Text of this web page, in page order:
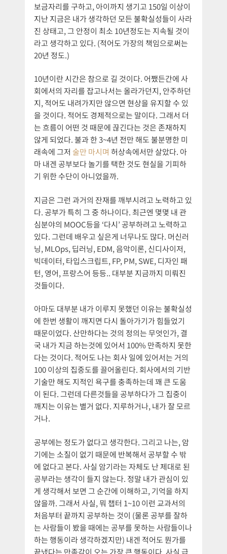
보금자리를 구하고, 아이까지 생기고 150일 이상이
지난 지금은 내가 생각하던 모든 불확실성들이 사라
진 상태고, 그 안정이 최소 10년정도는 지속될 것이
라고 생각하고 있다. (적어도 가장의 책임으로써는
20년 정도.)
10년이란 시간은 참으로 길 것이다. 어쨌든간에 사
회에서의 자리를 잡고나서는 올라가던지, 안주하던
지, 적어도 내려가지만 않으면 현상을 유지할 수 있
을 것이다. 적어도 경제적으로는 말이다. 그래서 더
는 흐름이 어떤 것 때문에 끊긴다는 것은 존재하지
않게 되었다. 불과 한 3~4년 전만 해도 불분명한 미
래속에 그저 술만 마시며 허상속에서만 살았다. 아
마 내겐 공부보다 놀기를 택한 것도 현실을 기피하
기 위한 수단이 아니었을까.
지금은 그런 과거의 잔재를 깨부시려고 노력하고 있
다. 공부가 특히 그 중 하나이다. 최근엔 몇몇 내 관
심분야의 MOOC등을 ‘다시’ 공부하려고 노력하고
있다. 그런데 배우고 싶은게 너무나도 많다. 머신러
닝, MLOps, 딥러닝, EDM, 음악이론, 신디사이저,
빅데이터, 타입스크립트, FP, PM, SWE, 디자인 패
턴, 영어, 프랑스어 등등.. 대부분 지금까지 미뤄진
것들이다.
아마도 대부분 내가 이루지 못했던 이유는 불확실성
에 한번 생활이 깨지면 다시 돌아가기가 힘들었기
때문이었다. 산만하다는 것의 정의는 무엇인가, 결
국 내가 지금 하는것에 있어서 100% 만족하지 못한
다는 것이다. 적어도 나는 회사 일에 있어서는 거의
100 이상의 집중도를 끌어올린다. 회사에서의 기반
기술만 해도 지적인 욕구를 충족하는데 꽤 큰 도움
이 된다. 그런데 다른것들을 공부하다가 그 집중이
깨지는 이유는 별거 없다. 지루하거나, 내가 잘 모르
거나.
공부에는 정도가 없다고 생각한다. 그리고 나는, 암
기에는 소질이 없기 때문에 반복해서 공부할 수 밖
에 없다고 본다. 사실 암기라는 자체도 난 제대로 된
공부라는 생각이 들지 않는다. 정말 내가 관심이 있
게 생각해서 보면 그 순간에 이해하고, 기억을 하지
않을까. 그래서 사실, 뭐 챕터 1~10 이런 교과서의
처음부터 끝까지 공부하는 것이 (물론 공부를 잘하
는 사람들이 봤을 때에는 공부를 못하는 사람들이나
하는 행동이라 생각하겠지만) 내겐 적어도 뭔가를
끝냈다는 만족감이 오는 가장 큰 행동이다. 사실 급